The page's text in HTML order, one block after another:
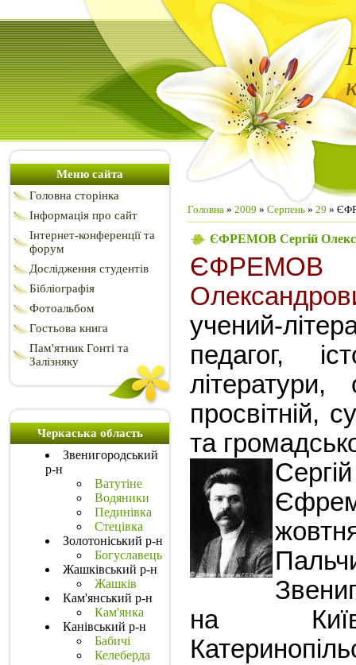
Меню сайта
Головна сторінка
Інформація про сайт
Інтернет-конференції та
форум
Дослідження студентів
Бібліографія
Фотоальбом
Гостьова книга
Пам'ятник Гонті та
Залізняку
Черкаська область
Звенигородський
р-н
Ватутіне
Водяники
Пединівка
Стецівка
Золотоніський р-н
Богуславець
Жашківський р-н
Жашків
Кам'янський р-н
Кам'янка
Канівський р-н
Бабичі
Келеберда
Головна » 2009 » Серпень » 29 »
ЄФРЕМОВ Сергій
учений-
педагог,
літератури,
просвітній,
та
на